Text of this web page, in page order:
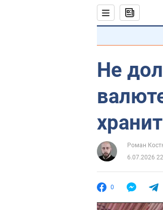
Не
Роман
6.07.2026
0